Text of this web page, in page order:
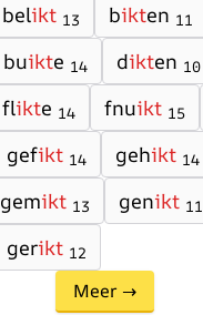
belikt 13 bikten 11
buikte 14 dikten 10
flikte 14 fnuikt 15
gefikt 14 gehikt 14
gemikt 13 genikt 11
gerikt 12
Meer →